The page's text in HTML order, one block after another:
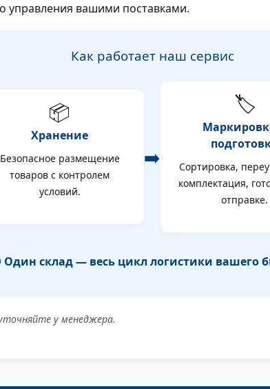
управления вашими поставками.
Как работает наш сервис
📦
Хранение
Безопасное размещение
товаров с контролем
условий.
➡️
🏷️
Сортировка,
комплектация,
отправке.
Один склад — весь цикл логистики вашего
у менеджера.